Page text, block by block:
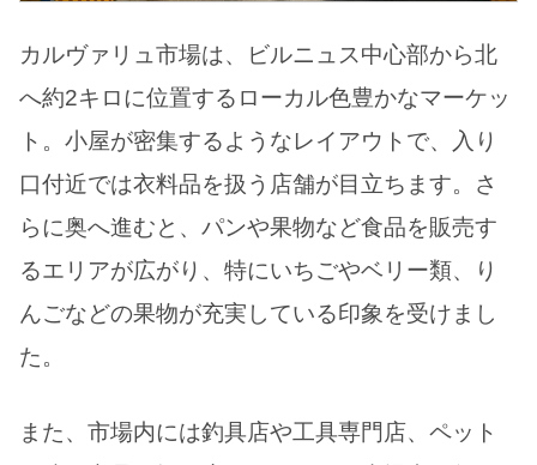
カルヴァリュ市場は、ビルニュス中心部から北
へ約2キロに位置するローカル色豊かなマーケッ
ト。小屋が密集するようなレイアウトで、入り
口付近では衣料品を扱う店舗が目立ちます。さ
らに奥へ進むと、パンや果物など食品を販売す
るエリアが広がり、特にいちごやベリー類、り
んごなどの果物が充実している印象を受けまし
た。
また、市場内には釣具店や工具専門店、ペット